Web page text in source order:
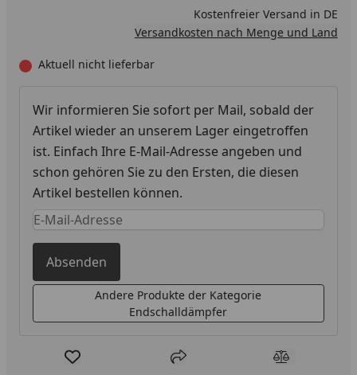
Kostenfreier Versand in DE
Versandkosten nach Menge und Land
Aktuell nicht lieferbar
Wir informieren Sie sofort per Mail, sobald der
Artikel wieder an unserem Lager eingetroffen
ist. Einfach Ihre E-Mail-Adresse angeben und
schon gehören Sie zu den Ersten, die diesen
Artikel bestellen können.
Keine Eingabe erforderlich
Eingabe erforderlich
Absenden
Andere Produkte der Kategorie
Endschalldämpfer
Produkt zur Wunschliste hinzufügen
Teilen Produkt